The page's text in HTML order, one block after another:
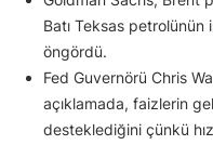
Batı Teksas petrolünün
öngördü.
Fed Guvernörü Chris
açıklamada, faizlerin
desteklediğini çünkü